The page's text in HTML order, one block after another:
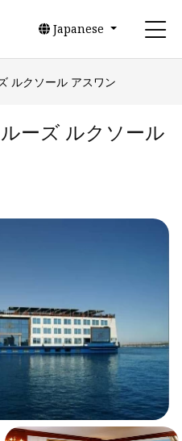
Japanese
ルクソール アスワン
ーズ ルクソール